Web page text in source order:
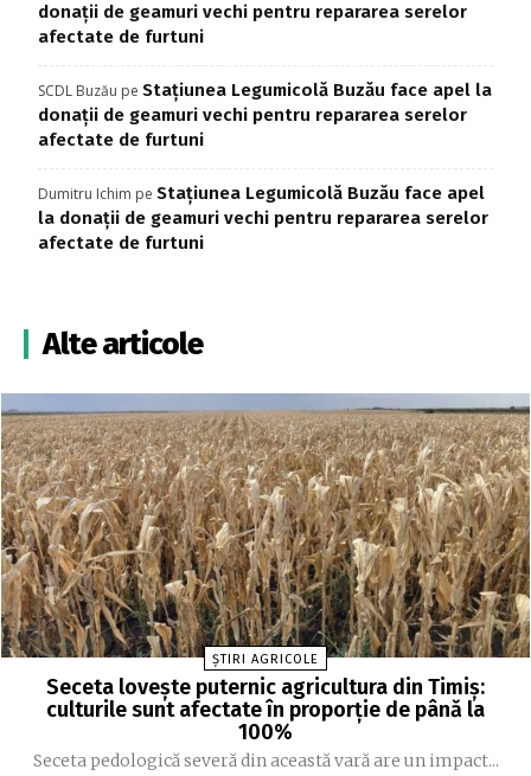
donații de geamuri vechi pentru repararea serelor
afectate de furtuni
SCDL Buzău pe Stațiunea Legumicolă Buzău face apel la
donații de geamuri vechi pentru repararea serelor
afectate de furtuni
Dumitru Ichim pe Stațiunea Legumicolă Buzău face apel
la donații de geamuri vechi pentru repararea serelor
afectate de furtuni
Alte articole
ȘTIRI AGRICOLE
Seceta lovește puternic agricultura din Timiș:
culturile sunt afectate în proporție de până la
100%
Seceta pedologică severă din această vară are un impact...